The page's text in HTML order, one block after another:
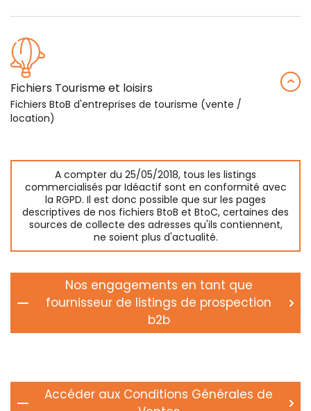
Fichiers Tourisme et loisirs
Fichiers BtoB d'entreprises de tourisme (vente /
location)
A compter du 25/05/2018, tous les listings
commercialisés par Idéactif sont en conformité avec
la RGPD. Il est donc possible que sur les pages
descriptives de nos fichiers BtoB et BtoC, certaines des
sources de collecte des adresses qu'ils contiennent,
ne soient plus d'actualité.
Nos engagements en tant que
fournisseur de listings de prospection
b2b
Accéder aux Conditions Générales de